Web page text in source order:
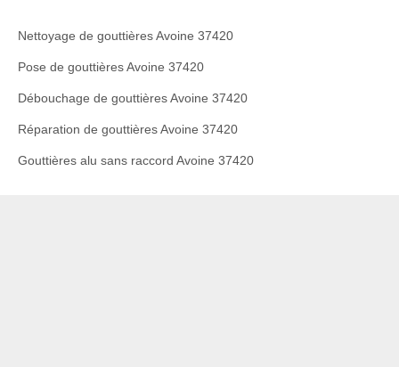
Nettoyage de gouttières Avoine 37420
Pose de gouttières Avoine 37420
Débouchage de gouttières Avoine 37420
Réparation de gouttières Avoine 37420
Gouttières alu sans raccord Avoine 37420